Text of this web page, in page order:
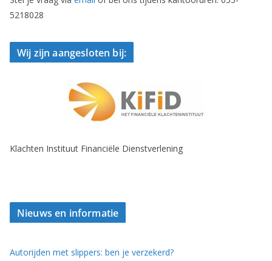
5218028
Wij zijn aangesloten bij:
Klachten Instituut Financiële Dienstverlening
Nieuws en informatie
Autorijden met slippers: ben je verzekerd?